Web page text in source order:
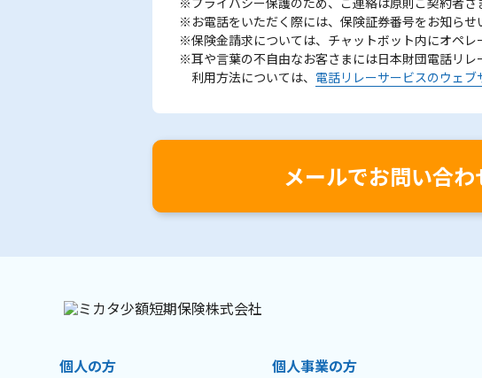
※お電話をいただく際には、保険証券番号をお知らせ
※保険金請求については、チャットボット内にオペレ
※耳や言葉の不自由なお客さまには日本財団電話リレ
利用方法については、 電話リレーサービスのウェブ
メールでお問い合わ
個人の方 個人事業の方